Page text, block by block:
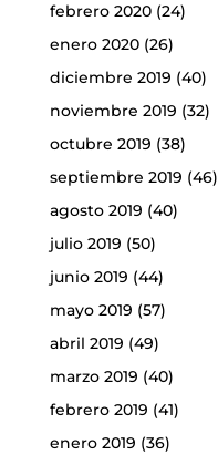
febrero 2020(24)
enero 2020(26)
diciembre 2019 (40)
noviembre 2019 (32)
octubre 2019 (38)
septiembre 2019 (46)
agosto 2019 (40)
julio 2019 (50)
junio 2019 (44)
mayo 2019 (57)
abril 2019 (49)
marzo 2019 (40)
febrero 2019 (41)
enero 2019 (36)